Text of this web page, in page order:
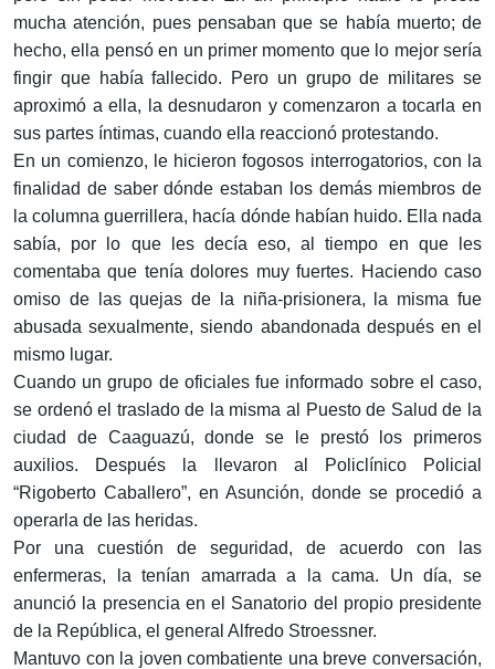
mucha atención, pues pensaban que se había muerto; de
hecho, ella pensó en un primer momento que lo mejor sería
fingir que había fallecido. Pero un grupo de militares se
aproximó a ella, la desnudaron y comenzaron a tocarla en
sus partes íntimas, cuando ella reaccionó protestando.
En un comienzo, le hicieron fogosos interrogatorios, con la
finalidad de saber dónde estaban los demás miembros de
la columna guerrillera, hacía dónde habían huido. Ella nada
sabía, por lo que les decía eso, al tiempo en que les
comentaba que tenía dolores muy fuertes. Haciendo caso
omiso de las quejas de la niña-prisionera, la misma fue
abusada sexualmente, siendo abandonada después en el
mismo lugar.
Cuando un grupo de oficiales fue informado sobre el caso,
se ordenó el traslado de la misma al Puesto de Salud de la
ciudad de Caaguazú, donde se le prestó los primeros
auxilios. Después la llevaron al Policlínico Policial
“Rigoberto Caballero”, en Asunción, donde se procedió a
operarla de las heridas.
Por una cuestión de seguridad, de acuerdo con las
enfermeras, la tenían amarrada a la cama. Un día, se
anunció la presencia en el Sanatorio del propio presidente
de la República, el general Alfredo Stroessner.
Mantuvo con la joven combatiente una breve conversación,